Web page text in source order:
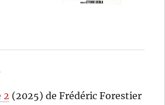
2 (2025) de Frédéric Forestier